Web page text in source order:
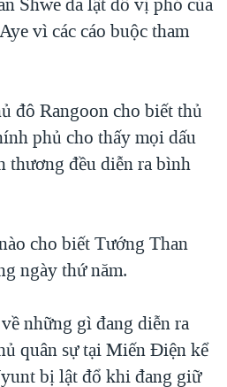
Ở VIỆT NAM
PHỦ VIỆT NAM
SÓNG TRỘM HẢI SÂM
vì các cáo buộc tham
đô Rangoon cho biết thủ
phủ cho thấy mọi dấu
thương đều diễn ra bình
cho biết Tướng Than
ngày thứ năm.
những gì đang diễn ra
quân sự tại Miến Điện kể
bị lật đổ khi đang giữ